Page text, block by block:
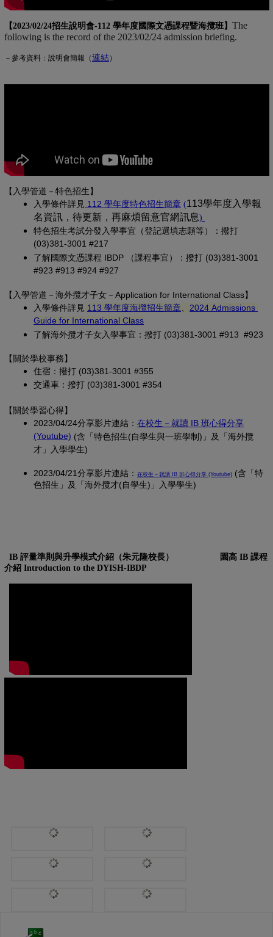
【2023/02/24招生說明會-112 學年度國際文憑課程暨海攬班】 The
following is the record of the 2023/02/24 admission briefing.
－參考資料：說明會簡報（連結(另開新視窗)
）
【入學管道－特色招生】
入學條件詳見 112 學年度特色招生簡章 (另開新視窗)
((PDF 檔，另開新視
113學年度入學報
名資訊，待更新，再麻煩留意官網訊息)
特色招生考試分發入學事宜（登記選填志願等）：撥打
(03)381-3001 #217
了解國際文憑課程 IBDP （課程事宜）：撥打 (03)381-3001
#923 #913 #924 #927
【 入學管道－ 海外攬才子女 －Application for International Class】
入學條件詳見 113 學年度海攬招生簡章 (另開新視窗)
2024 Admissions
Guide for International Class
了解海外攬才子女入學事宜：撥打 (03)381-3001 #913 #923
【關於學校事務】
住宿：撥打 (03)381-3001 #355
交通車：撥打 (03)381-3001 #354
【關於學習心得】
2023/04/24分享影片連結： 在校生－就讀 IB 班心得分享
(Youtube) (另開新視窗)
(含「特色招生(自學生與一班學制)」及「海外攬
才」入學學生)
2023/04/21分享影片連結： 在校生－就讀 IB 班心得分享 (Youtube) (另開新視窗)
(含「特
色招生」及「海外攬才(自學生)」入學學生)
IB 評量準則與升學模式介紹（朱元隆校長）
園高 IB 課程
介紹 Introduction to the DYISH-IBDP